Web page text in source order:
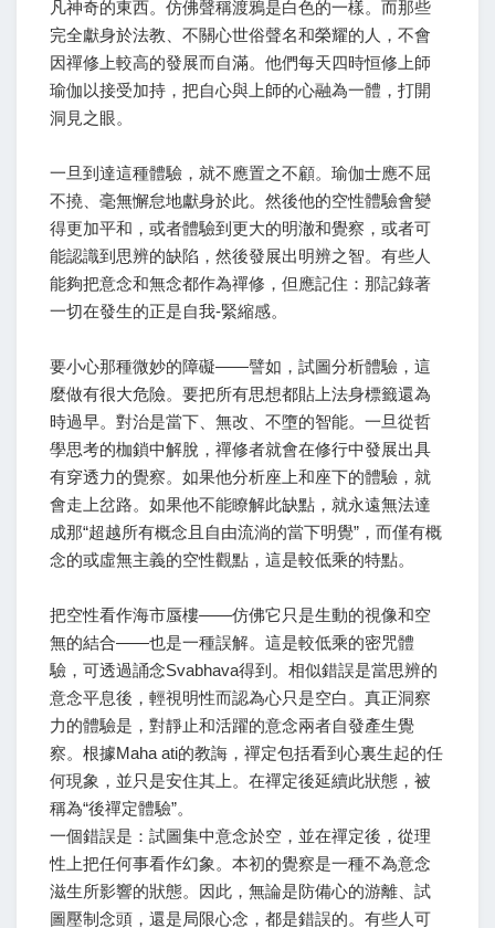
凡神奇的東西。仿佛聲稱渡鴉是白色的一樣。而那些
完全獻身於法教、不關心世俗聲名和榮耀的人，不會
因禪修上較高的發展而自滿。他們每天四時恒修上師
瑜伽以接受加持，把自心與上師的心融為一體，打開
洞見之眼。
一旦到達這種體驗，就不應置之不顧。瑜伽士應不屈
不撓、毫無懈怠地獻身於此。然後他的空性體驗會變
得更加平和，或者體驗到更大的明澈和覺察，或者可
能認識到思辨的缺陷，然後發展出明辨之智。有些人
能夠把意念和無念都作為禪修，但應記住：那記錄著
一切在發生的正是自我-緊縮感。
要小心那種微妙的障礙——譬如，試圖分析體驗，這
麼做有很大危險。要把所有思想都貼上法身標籤還為
時過早。對治是當下、無改、不墮的智能。一旦從哲
學思考的枷鎖中解脫，禪修者就會在修行中發展出具
有穿透力的覺察。如果他分析座上和座下的體驗，就
會走上岔路。如果他不能瞭解此缺點，就永遠無法達
成那“超越所有概念且自由流淌的當下明覺”，而僅有概
念的或虛無主義的空性觀點，這是較低乘的特點。
把空性看作海市蜃樓——仿佛它只是生動的視像和空
無的結合——也是一種誤解。這是較低乘的密咒體
驗，可透過誦念Svabhava得到。相似錯誤是當思辨的
意念平息後，輕視明性而認為心只是空白。真正洞察
力的體驗是，對靜止和活躍的意念兩者自發產生覺
察。根據Maha ati的教誨，禪定包括看到心裏生起的任
何現象，並只是安住其上。在禪定後延續此狀態，被
稱為“後禪定體驗”。
一個錯誤是：試圖集中意念於空，並在禪定後，從理
性上把任何事看作幻象。本初的覺察是一種不為意念
滋生所影響的狀態。因此，無論是防備心的游離、試
圖壓制念頭，還是局限心念，都是錯誤的。有些人可